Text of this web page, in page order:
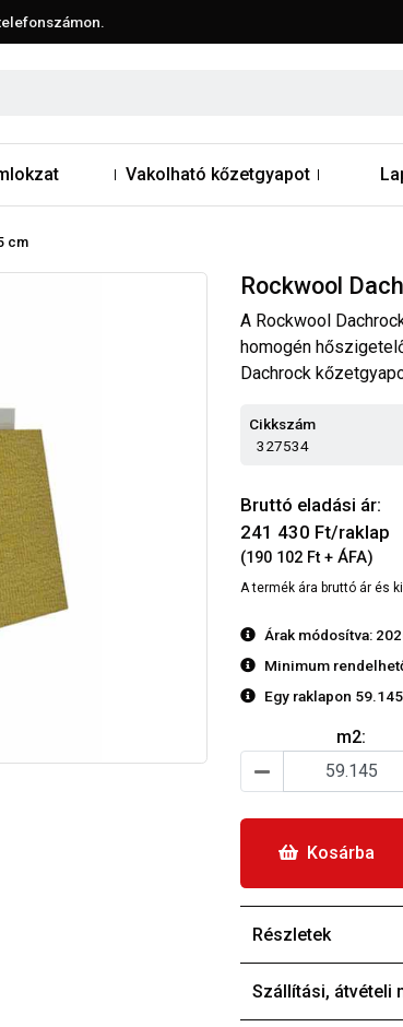
Vakolható kőzetgyapot
cm
Rockwool
A Rockwool
homogén
Dachrock
Cikkszám
327534
Bruttó eladási ár:
241 430 Ft/raklap
(190 102 Ft + ÁFA)
A termék ára bruttó ár és
Árak módosítva:
Minimum
Egy raklapon
m2:
Kosárba
Részletek
Szállítási, átvételi